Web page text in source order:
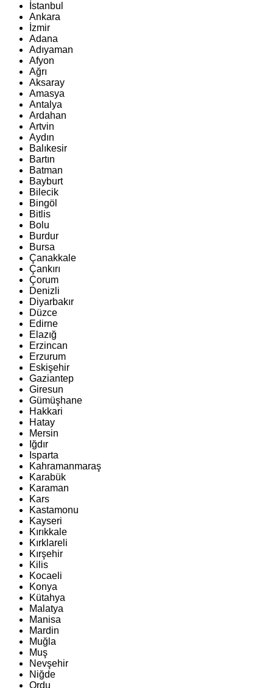
İstanbul
Ankara
İzmir
Adana
Adıyaman
Afyon
Ağrı
Aksaray
Amasya
Antalya
Ardahan
Artvin
Aydın
Balıkesir
Bartın
Batman
Bayburt
Bilecik
Bingöl
Bitlis
Bolu
Burdur
Bursa
Çanakkale
Çankırı
Çorum
Denizli
Diyarbakır
Düzce
Edirne
Elazığ
Erzincan
Erzurum
Eskişehir
Gaziantep
Giresun
Gümüşhane
Hakkari
Hatay
Mersin
Iğdır
Isparta
Kahramanmaraş
Karabük
Karaman
Kars
Kastamonu
Kayseri
Kırıkkale
Kırklareli
Kırşehir
Kilis
Kocaeli
Konya
Kütahya
Malatya
Manisa
Mardin
Muğla
Muş
Nevşehir
Niğde
Ordu